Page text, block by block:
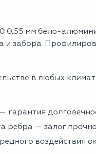
0,55 мм бело-
забора.
в любых
гарантия
ребра — залог
воздействия